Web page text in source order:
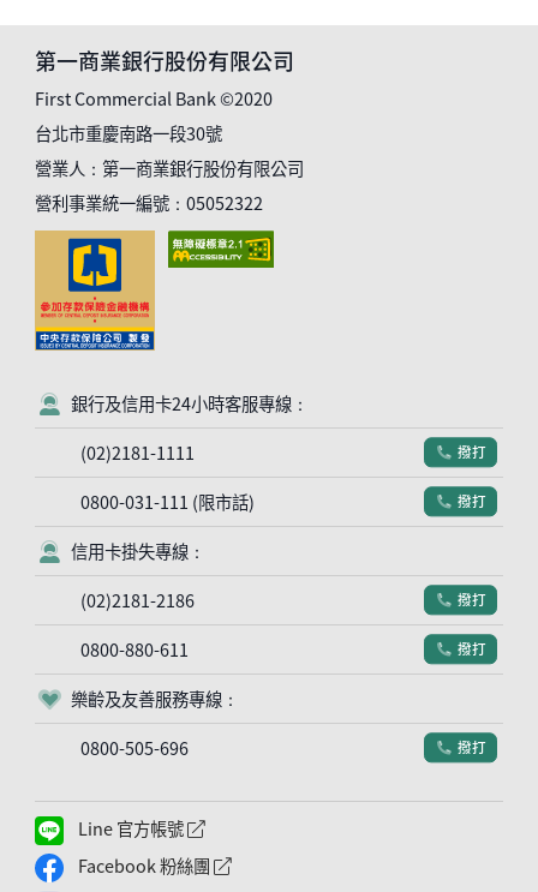
第一商業銀行股份有限公司
First Commercial Bank ©2020
台北市重慶南路一段30號
營業人：第一商業銀行股份有限公司
營利事業統一編號：05052322
客服符號
銀行及信用卡24小時客服專線：
(02)2181-1111
電話符號
撥打
0800-031-111 (限市話) 電話符號
撥打
客服符號
信用卡掛失專線：
(02)2181-2186
電話符號
撥打
0800-880-611 電話符號
撥打
客服符號
樂齡及友善服務專線：
0800-505-696
電話符號
撥打
Line 官方帳號 外網連結符號
Facebook 粉絲團 外網連結符號